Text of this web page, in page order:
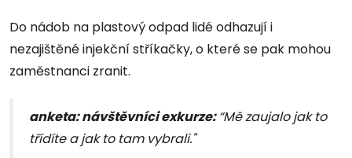
Do nádob na plastový odpad lidé odhazují i
nezajištěné injekční stříkačky, o které se pak mohou
zaměstnanci zranit.
anketa: návštěvníci exkurze:“Mě zaujalo jak to
třídíte a jak to tam vybrali."